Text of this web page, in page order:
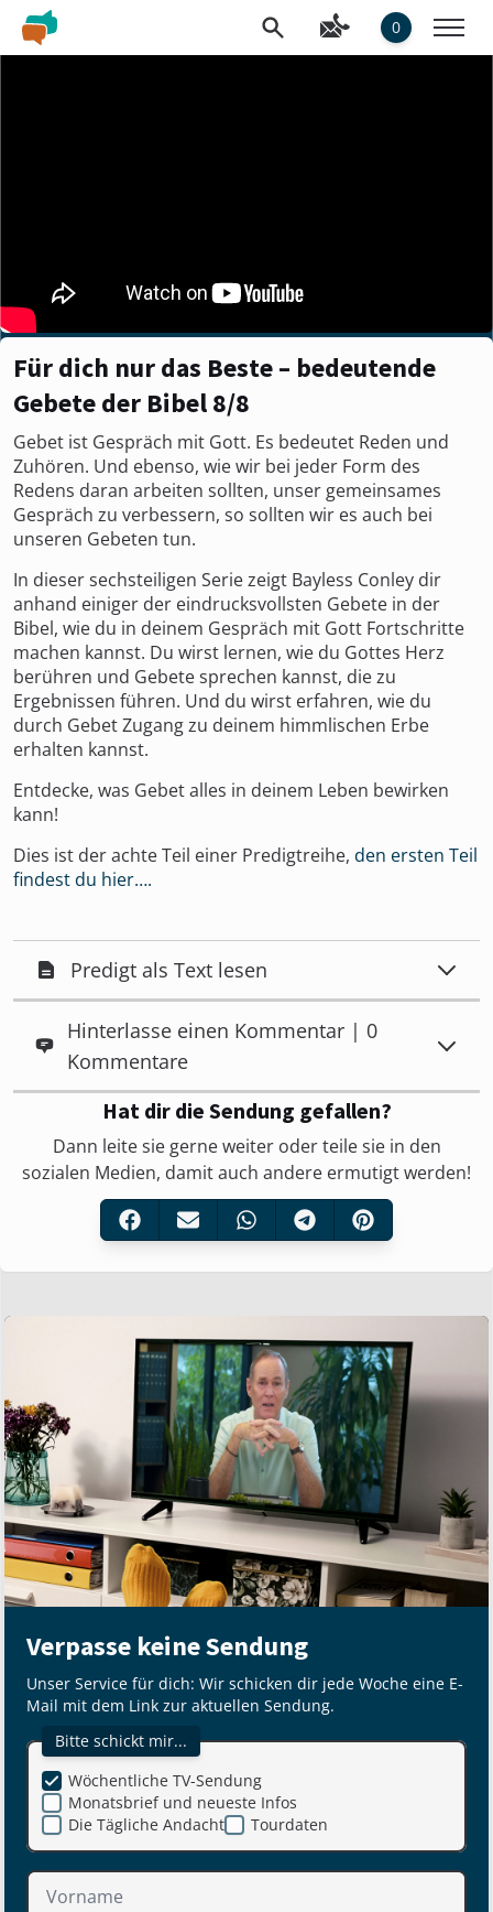
0
Für dich nur das Beste – bedeutende
Gebete der Bibel 8/8
Gebet ist Gespräch mit Gott. Es bedeutet Reden und
Zuhören. Und ebenso, wie wir bei jeder Form des
Redens daran arbeiten sollten, unser gemeinsames
Gespräch zu verbessern, so sollten wir es auch bei
unseren Gebeten tun.
In dieser sechsteiligen Serie zeigt Bayless Conley dir
anhand einiger der eindrucksvollsten Gebete in der
Bibel, wie du in deinem Gespräch mit Gott Fortschritte
machen kannst. Du wirst lernen, wie du Gottes Herz
berühren und Gebete sprechen kannst, die zu
Ergebnissen führen. Und du wirst erfahren, wie du
durch Gebet Zugang zu deinem himmlischen Erbe
erhalten kannst.
Entdecke, was Gebet alles in deinem Leben bewirken
kann!
Dies ist der achte Teil einer Predigtreihe, den ersten Teil
findest du hier….
Predigt als Text lesen
Hinterlasse einen Kommentar | 0
Kommentare
Hat dir die Sendung gefallen?
Dann leite sie gerne weiter oder teile sie in den
sozialen Medien, damit auch andere ermutigt werden!
Verpasse keine Sendung
Unser Service für dich: Wir schicken dir jede Woche eine E-
Mail mit dem Link zur aktuellen Sendung.
Bitte schickt mir...
Monatsbrief und neueste Infos
Die Tägliche Andacht
Wöchentliche TV-Sendung
Tourdaten